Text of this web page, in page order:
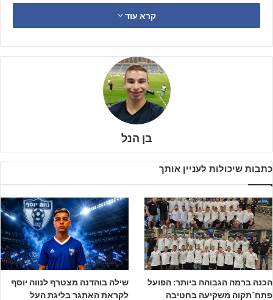
מכבי נתניה שליובל עקיבאמארחת תל אביבית נוספת, שממש לא
מדובר במכבי ת"א, שחרף ההפסד הכואב במחזור אמצע השבוע עדיין
קרא עוד
בן הנל
כתבות שיכולות לעניין אותך
הכנה ברמה הגבוהה ביותר: הפועל
פתח־תקוה משקיעה בחטיבה
שילה בוהדנה מצטרף לנווה יוסף
לקראת האתגר בליגת העל